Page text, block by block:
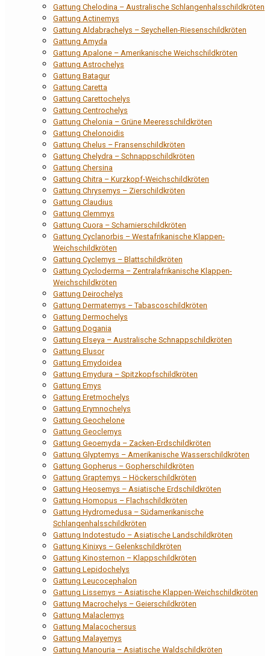
Gattung Chelodina – Australische Schlangenhalsschildkröten
Gattung Actinemys
Gattung Aldabrachelys – Seychellen-Riesenschildkröten
Gattung Amyda
Gattung Apalone – Amerikanische Weichschildkröten
Gattung Astrochelys
Gattung Batagur
Gattung Caretta
Gattung Carettochelys
Gattung Centrochelys
Gattung Chelonia – Grüne Meeresschildkröten
Gattung Chelonoidis
Gattung Chelus – Fransenschildkröten
Gattung Chelydra – Schnappschildkröten
Gattung Chersina
Gattung Chitra – Kurzkopf-Weichschildkröten
Gattung Chrysemys – Zierschildkröten
Gattung Claudius
Gattung Clemmys
Gattung Cuora – Scharnierschildkröten
Gattung Cyclanorbis – Westafrikanische Klappen-
Weichschildkröten
Gattung Cyclemys – Blattschildkröten
Gattung Cycloderma – Zentralafrikanische Klappen-
Weichschildkröten
Gattung Deirochelys
Gattung Dermatemys – Tabascoschildkröten
Gattung Dermochelys
Gattung Dogania
Gattung Elseya – Australische Schnappschildkröten
Gattung Elusor
Gattung Emydoidea
Gattung Emydura – Spitzkopfschildkröten
Gattung Emys
Gattung Eretmochelys
Gattung Erymnochelys
Gattung Geochelone
Gattung Geoclemys
Gattung Geoemyda – Zacken-Erdschildkröten
Gattung Glyptemys – Amerikanische Wasserschildkröten
Gattung Gopherus – Gopherschildkröten
Gattung Graptemys – Höckerschildkröten
Gattung Heosemys – Asiatische Erdschildkröten
Gattung Homopus – Flachschildkröten
Gattung Hydromedusa – Südamerikanische
Schlangenhalsschildkröten
Gattung Indotestudo – Asiatische Landschildkröten
Gattung Kinixys – Gelenkschildkröten
Gattung Kinosternon – Klappschildkröten
Gattung Lepidochelys
Gattung Leucocephalon
Gattung Lissemys – Asiatische Klappen-Weichschildkröten
Gattung Macrochelys – Geierschildkröten
Gattung Malaclemys
Gattung Malacochersus
Gattung Malayemys
Gattung Manouria – Asiatische Waldschildkröten